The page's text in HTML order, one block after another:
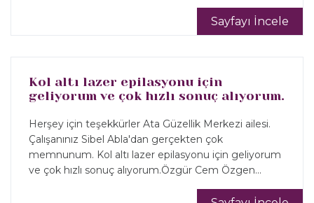
Sayfayı İncele
Kol altı lazer epilasyonu için
geliyorum ve çok hızlı sonuç alıyorum.
Herşey için teşekkürler Ata Güzellik Merkezi ailesi.
Çalışanınız Sibel Abla'dan gerçekten çok
memnunum. Kol altı lazer epilasyonu için geliyorum
ve çok hızlı sonuç alıyorum.Özgür Cem Özgen...